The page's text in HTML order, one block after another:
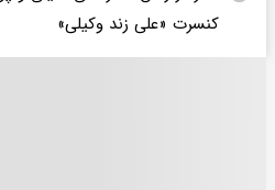
کنسرت «علی زند وکیلی»